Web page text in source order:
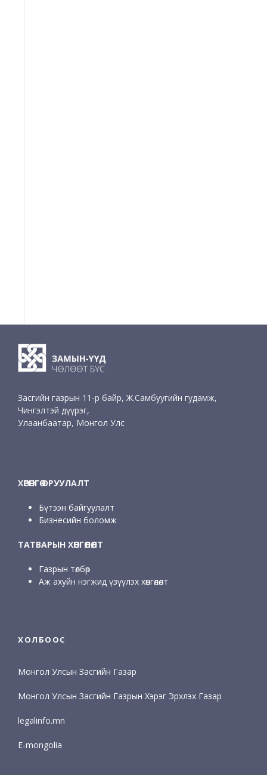
Засгийн газрын 11-р байр, Ж.Самбуугийн гудамж,
Чингэлтэй дүүрэг,
Улаанбаатар, Монгол Улс
ХӨРӨНГӨ ОРУУЛАЛТ
Бүтээн байгуулалт
Бизнесийн боломж
ТАТВАРЫН ХӨНГӨЛӨЛТ
Газрын төлбөр
Аж ахуйн нэгжид үзүүлэх хөнгөлөлт
ХОЛБООС
Монгол Улсын Засгийн Газар
Монгол Улсын Засгийн Газрын Хэрэг Эрхлэх Газар
legalinfo.mn
E-mongolia